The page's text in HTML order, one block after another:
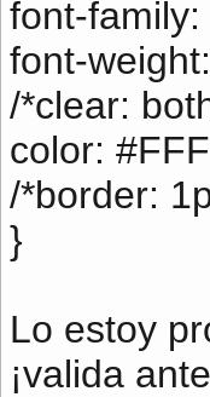
font-
font-
/*clear:
color:
/*border:
}
Lo estoy
¡valida